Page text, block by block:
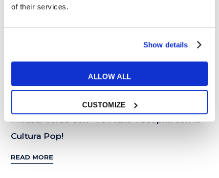
of their services.
Show details
ALLOW ALL
CUSTOMIZE
Esercizi e Grammatica
Phrasal Verbs con “To Make”: scoprili con la
Cultura Pop!
READ MORE